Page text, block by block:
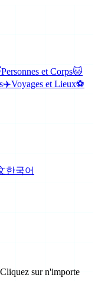
Personnes et Corps🐱
✈️Voyages et Lieux⚽
한국어
Cliquez sur n'importe